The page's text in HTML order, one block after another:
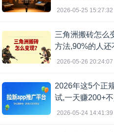
2026-05-25 15:27:32
三角洲搬砖怎么
方法,90%的人还
2026-05-26 20:24:07
2026年这5个正
试,一天赚200+
2026-05-24 14:41:39